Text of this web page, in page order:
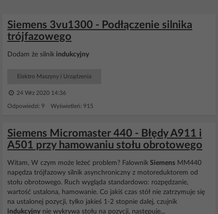
Siemens 3vu1300 - Podłączenie silnika
trójfazowego
Dodam że silnik indukcyjny
Elektro Maszyny i Urządzenia
24 Wrz 2020 14:36
Odpowiedzi: 9 Wyświetleń: 915
Siemens Micromaster 440 - Błędy A911 i
A501 przy hamowaniu stołu obrotowego
Witam, W czym może leżeć problem? Falownik Siemens MM440
napędza trójfazowy silnik asynchroniczny z motoreduktorem od
stołu obrotowego. Ruch wygląda standardowo: rozpędzanie,
wartość ustalona, hamowanie. Co jakiś czas stół nie zatrzymuje się
na ustalonej pozycji, tylko jakieś 1-2 stopnie dalej, czujnik
indukcyjny nie wykrywa stołu na pozycji, następuje...